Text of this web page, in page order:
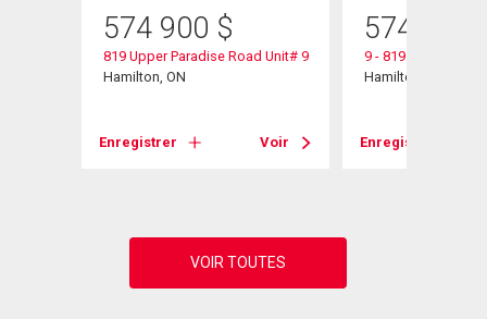
574 900 $
819 Upper Paradise Road Unit# 9
Hamilton, ON
Enregistrer Voir
574 900
9 - 819 Upper
Hamilton, ON
Enregistrer